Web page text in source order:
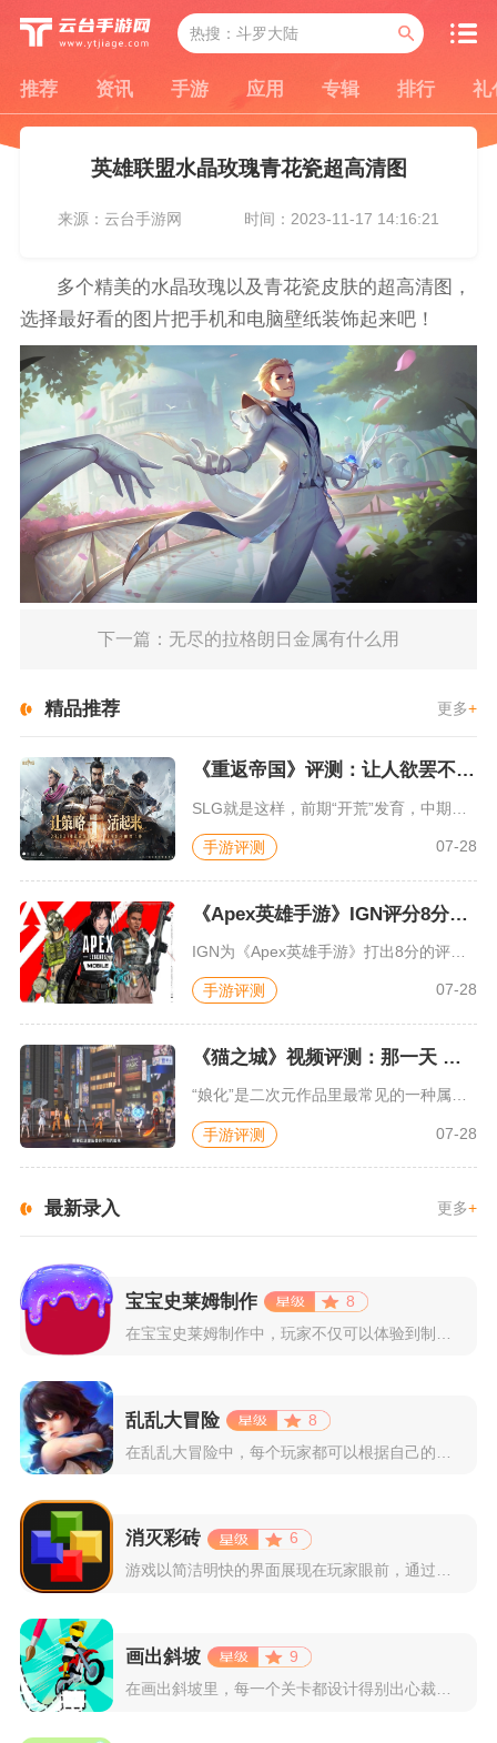
推荐 资讯 手游 应用 专辑 排行 礼
英雄联盟水晶玫瑰青花瓷超高清图
来源：云台手游网 时间：2023-11-17 14:16:21
多个精美的水晶玫瑰以及青花瓷皮肤的超高清图，
选择最好看的图片把手机和电脑壁纸装饰起来吧！
下一篇：无尽的拉格朗日金属有什么用
精品推荐 更多+
《重返帝国》评测：让人欲罢不能的新一代策略游戏
手游评测 07-28
《Apex英雄手游》IGN评分8分：对游戏未来抱有期待
IGN为《Apex英雄手游》打出8分的评价，测评者认为，《A...
手游评测 07-28
《猫之城》视频评测：那一天 我家的猫变成了猫娘
“娘化”是二次元作品里最常见的一种属性，这种属性不分物种、不...
手游评测 07-28
最新录入 更多+
宝宝史莱姆制作
8
乱乱大冒险
8
消灭彩砖
6
游戏以简洁明快的界面展现在玩家眼前，通过简单的滑动屏幕即可控...
画出斜坡
9
在画出斜坡里，每一个关卡都设计得别出心裁。玩家需要利用手指在...